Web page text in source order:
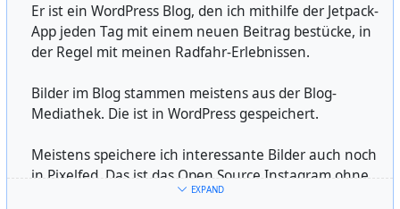
Er ist ein WordPress Blog, den ich mithilfe der Jetpack-
App jeden Tag mit einem neuen Beitrag bestücke, in
der Regel mit meinen Radfahr-Erlebnissen.
Bilder im Blog stammen meistens aus der Blog-
Mediathek. Die ist in WordPress gespeichert.
Meistens speichere ich interessante Bilder auch noch
in Pixelfed. Das ist das Open Source Instagram ohne
Datenklau. Mein Profil ist hier:
EXPAND